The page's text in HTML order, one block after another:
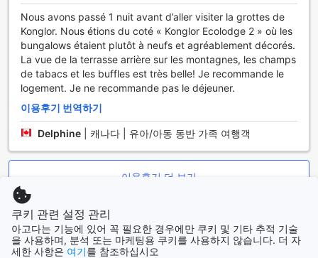
가장 편리한 방법은 공항에서 택시를 이용하는 것입니다. 코운
캄 국제공항에는 택시 승강장이 있으며, 여행자들이 꽁로 에코
로지로 편안하게 이동할 수 있도록 서비스를 제공하고 있습니
다. 택시는 교통이 원활하며, 약 30분 정도 소요됩니다.
또한, 꽁로 에코 로지는 공항으로부터 약 15km 떨어진 콩 로 케
이브에 위치해 있습니다. 콩 로 케이브에서는 꽁로 에코 로지까
지 택시나 투어 버스를 이용할 수 있습니다. 이동 시간은 약 20
분 정도이며, 투어 버스를 이용하면 코운 캄의 아름다운 자연 경
치를 감상하며 꽁로 에코 로지로 편안하게 도착할 수 있습니다.
훌륭한 가격으로 꽁로 에코 로지에서 편안한 숙박을 즐기세요!
꽁로 에코 로지는 코운 캄에서 탁월한 가격으로 편안한 숙박을
제공합니다. 평균 객실 가격은 단지 $12로, 도시 내 평균 호텔
객실 가격인 $20보다 훨씬 저렴합니다. 이 호텔은 예산 여행객
들에게 이상적인 선택이며, 훌륭한 가격에 높은 품질의 서비스
와 편안한 객실을 경험할 수 있습니다. 꽁로 에코 로지에서의 숙
박은 예산을 고려하면서도 편안하고 쾌적한 환경을 원하는 여
Nous avons passé 1 nuit avant d’aller visiter la grottes de
Konglor. Nous étions du coté « Konglor Ecolodge 2 » où les
bungalows étaient plutôt à neufs et agréablement décorés.
La vue de la terrasse arrière sur les montagnes, les champs
de tabacs et les buffles est très belle! Je recommande le
logement. Je ne recommande pas le déjeuner.
이용후기 번역하기
Delphine 캐나다 | 유아/아동 동반 가족 여행객
이용후기 더 보기
객실 및 요금 보기 섹션으로 돌아가기
쿠키 관련 설정 관리
아고다는 기능에 있어 꼭 필요한 경우에만 쿠키 및 기타 추적 기술
을 사용하며, 분석 또는 마케팅용 쿠키를 사용하지 않습니다. 더 자
세한 사항은 여기를 참조하십시오